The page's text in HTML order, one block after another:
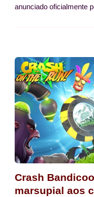
anunciado oficialmente
Crash
marsupial aos